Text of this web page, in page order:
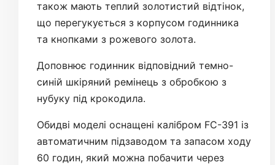
також мають теплий золотистий відтінок,
що перегукується з корпусом годинника
та кнопками з рожевого золота.
Доповнює годинник відповідний темно-
синій шкіряний ремінець з обробкою з
нубуку під крокодила.
Обидві моделі оснащені калібром FC-391 із
автоматичним підзаводом та запасом ходу
60 годин, який можна побачити через